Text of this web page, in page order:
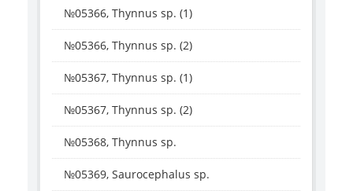
№05366, Thynnus sp. (1)
№05366, Thynnus sp. (2)
№05367, Thynnus sp. (1)
№05367, Thynnus sp. (2)
№05368, Thynnus sp.
№05369, Saurocephalus sp.